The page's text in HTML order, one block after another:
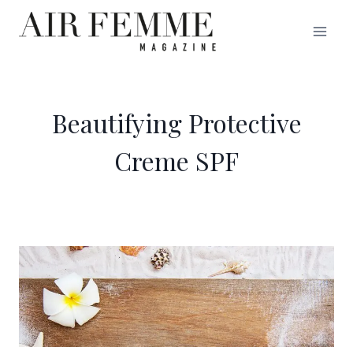
Saltar
Beautifying Protective
Creme SPF